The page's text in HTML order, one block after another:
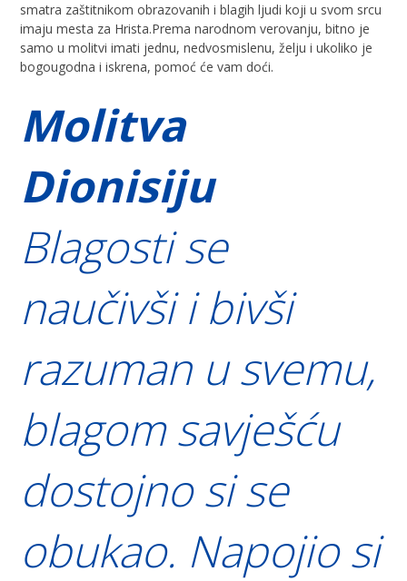
smatra zaštitnikom obrazovanih i blagih ljudi koji u svom srcu
imaju mesta za Hrista.Prema narodnom verovanju, bitno je
samo u molitvi imati jednu, nedvosmislenu, želju i ukoliko je
bogougodna i iskrena, pomoć će vam doći.
Molitva
Dionisiju
Blagosti se
naučivši i bivši
razuman u svemu,
blagom savješću
dostojno si se
obukao. Napojio si